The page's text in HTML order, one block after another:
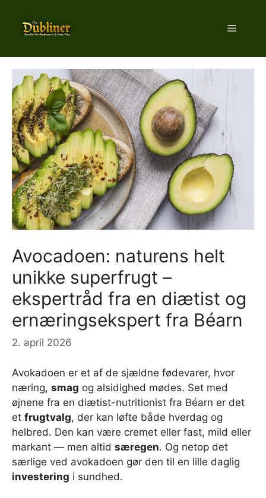
indhold
Menu
Avocadoen: naturens helt
unikke superfrugt –
ekspertråd fra en diætist og
ernæringsekspert fra Béarn
2. april 2026
Avokadoen er et af de sjældne fødevarer, hvor
næring, smag og alsidighed mødes. Set med
øjnene fra en diætist-nutritionist fra Béarn er det
et frugtvalg, der kan løfte både hverdag og
helbred. Den kan være cremet eller fast, mild eller
markant — men altid særegen. Og netop det
særlige ved avokadoen gør den til en lille daglig
investering i sundhed.